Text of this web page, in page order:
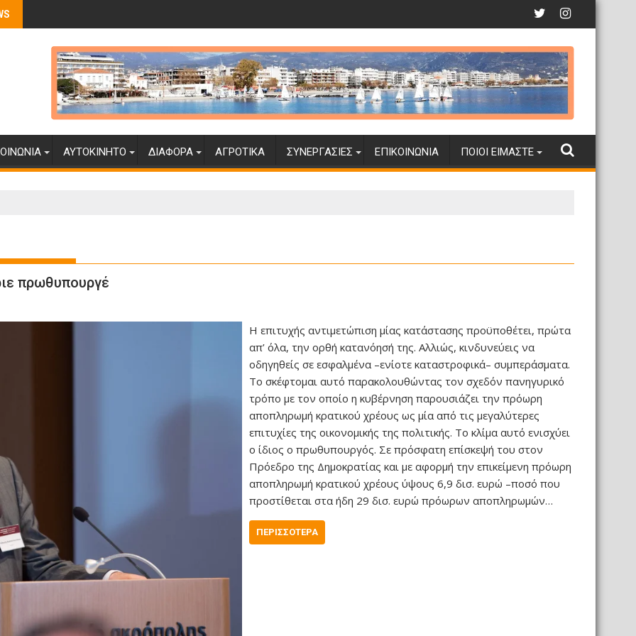
ΑΥΤΟΚΊΝΗΤΟ ΔΙΆΦΟΡΑ ΑΓΡΟΤΙΚΆ ΣΥΝΕΡΓΑΣΊΕΣ ΕΠΙΚΟΙΝΩΝΊΑ ΠΟΙΟΙ ΕΊΜΑΣΤΕ
πρωθυπουργέ
Η επιτυχής αντιμετώπιση μίας κατάστασης προϋποθέτει, πρώτα
απ’ όλα, την ορθή κατανόησή της. Αλλιώς, κινδυνεύεις να
οδηγηθείς σε εσφαλμένα –ενίοτε καταστροφικά– συμπεράσματα.
Το σκέφτομαι αυτό παρακολουθώντας τον σχεδόν πανηγυρικό
τρόπο με τον οποίο η κυβέρνηση παρουσιάζει την πρόωρη
αποπληρωμή κρατικού χρέους ως μία από τις μεγαλύτερες
επιτυχίες της οικονομικής της πολιτικής. Το κλίμα αυτό ενισχύει
ο ίδιος ο πρωθυπουργός. Σε πρόσφατη επίσκεψή του στον
Πρόεδρο της Δημοκρατίας και με αφορμή την επικείμενη πρόωρη
αποπληρωμή κρατικού χρέους ύψους 6,9 δισ. ευρώ –ποσό που
προστίθεται στα ήδη 29 δισ. ευρώ πρόωρων αποπληρωμών…
ΠΕΡΙΣΣΌΤΕΡΑ